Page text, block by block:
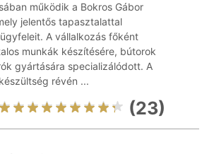
működik a Bokros Gábor
jelentős tapasztalattal
A vállalkozás főként
munkák készítésére, bútorok
gyártására specializálódott. A
révén ...
(23)